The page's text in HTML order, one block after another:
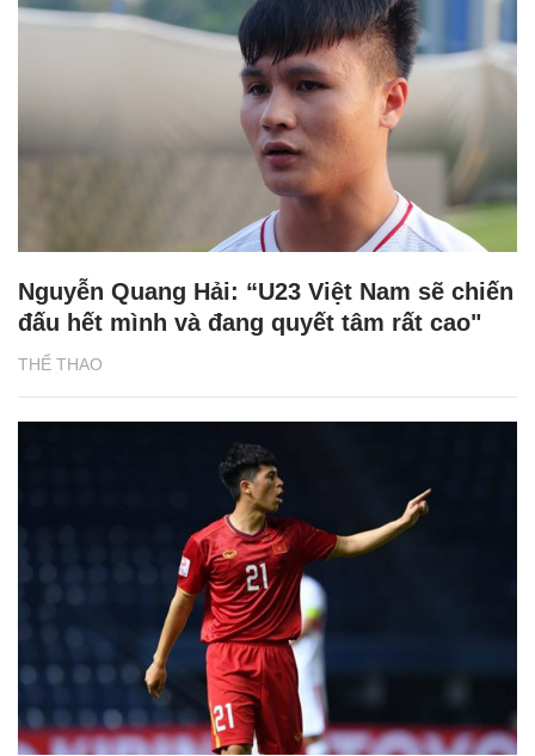
THỂ THAO
Nguyễn Quang Hải: “U23 Việt Nam sẽ chiến
đấu hết mình và đang quyết tâm rất cao"